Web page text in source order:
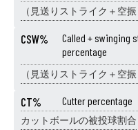
（見送りストライク＋空
CSW%
Called + swinging
percentage
（見送りストライク＋空
CT% Cutter percentage
カットボールの被投球割合